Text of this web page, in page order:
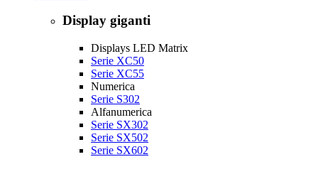
Display giganti
Displays LED Matrix
Serie XC50
Serie XC55
Numerica
Serie S302
Alfanumerica
Serie SX302
Serie SX502
Serie SX602